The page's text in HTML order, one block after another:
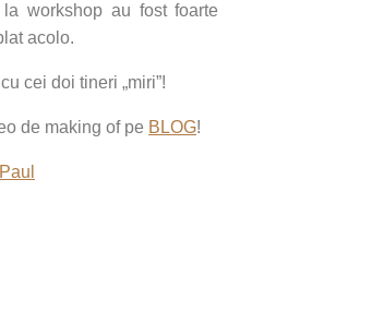
workshop au fost foarte
acolo.
cei doi tineri „miri”!
de making of pe BLOG!